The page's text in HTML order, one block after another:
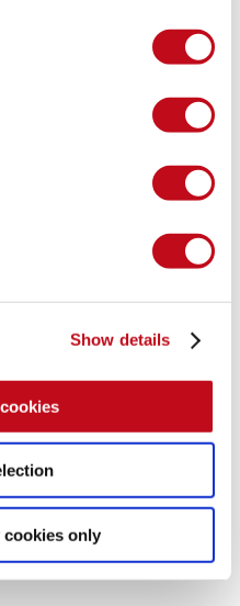
Show details
cookies only